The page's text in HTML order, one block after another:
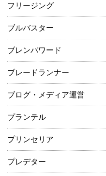
フリージング
ブルバスター
ブレンパワード
ブレードランナー
ブログ・メディア運営
プランテル
プリンセリア
プレデター